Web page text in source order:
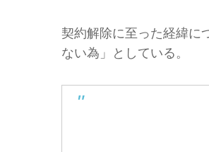
契約解除に至った経緯に
ない為」としている。